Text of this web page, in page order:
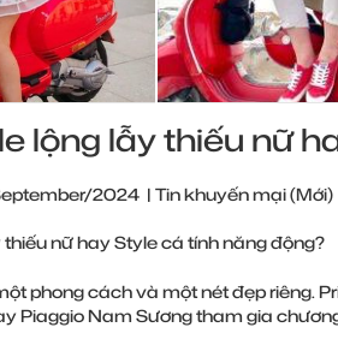
lộng lẫy thiếu nữ
2024 | Tin khuyến mại (Mới)
nữ hay Style cá tính năng động?
phong cách và một nét đẹp riêng.
Piaggio Nam Sương tham gia